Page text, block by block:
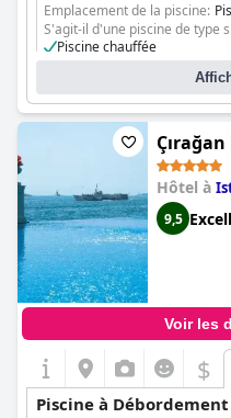
Emplacement de la piscine:
S'agit-il d'une piscine de type
Piscine chauffée
103-metres Long Pool
Hôtel à
9,5
Voir les
$
Piscine à Débordement